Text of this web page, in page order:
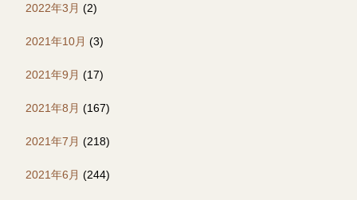
2022年3月 (2)
2021年10月 (3)
2021年9月 (17)
2021年8月 (167)
2021年7月 (218)
2021年6月 (244)